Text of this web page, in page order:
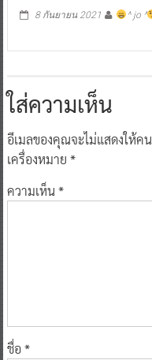
8 กันยายน 2021 ^ jo ^
ใส่ความเห็น
อีเมลของคุณจะไม่แสดงให้ค
เครื่องหมาย *
ความเห็น*
ชื่อ *